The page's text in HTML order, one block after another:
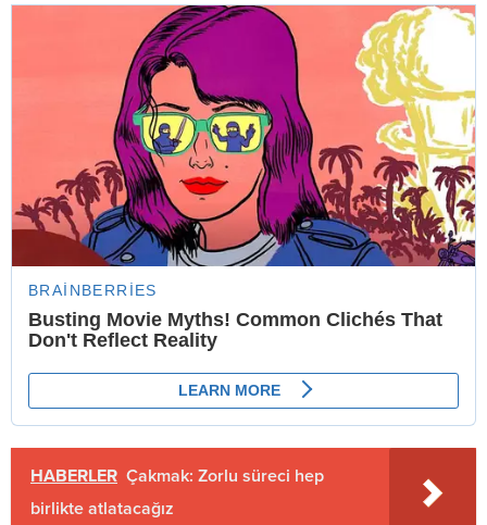
HABERLER Çakmak: Zorlu süreci hep
birlikte atlatacağız